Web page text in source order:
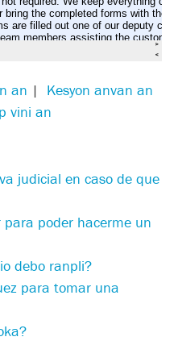
an | Kesyon anvan an
vini an
judicial en caso de que
poder hacerme un
debo ranpli?
para tomar una